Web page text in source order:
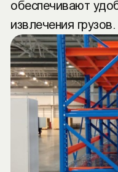
обеспечивают
извлечения грузов.